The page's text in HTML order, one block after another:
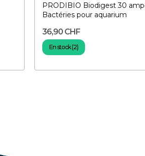
PRODIBIO Biodigest 30
Bactéries pour aquarium
36,90 CHF
En stock (2)